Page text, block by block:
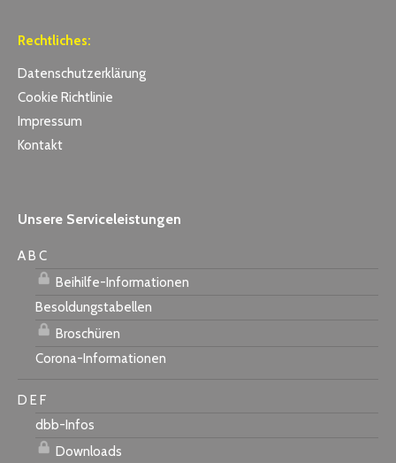
Rechtliches:
Datenschutzerklärung
Cookie Richtlinie
Impressum
Kontakt
Unsere Serviceleistungen
A B C
Beihilfe-Informationen
Besoldungstabellen
Broschüren
Corona-Informationen
D E F
dbb-Infos
Downloads